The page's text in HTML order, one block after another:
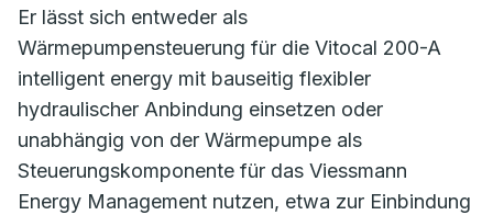
Er lässt sich entweder als
Wärmepumpensteuerung für die Vitocal 200-A
intelligent energy mit bauseitig flexibler
hydraulischer Anbindung einsetzen oder
unabhängig von der Wärmepumpe als
Steuerungskomponente für das Viessmann
Energy Management nutzen, etwa zur Einbindung